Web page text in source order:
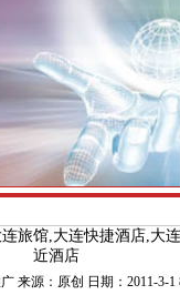
旅馆,大连快捷酒店,大
近酒店
来源：原创 日期：2011-3-1